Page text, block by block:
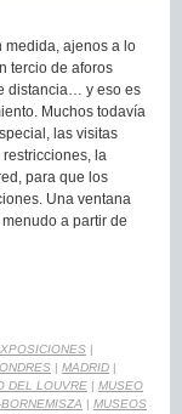
medida, ajenos a lo
tercio de aforos
distancia… y eso es
Muchos todavía
las visitas
la
para que los
Una ventana
a partir de
|
| MADRID |
DEL LOUVRE | MUSEO
| MUSEOS